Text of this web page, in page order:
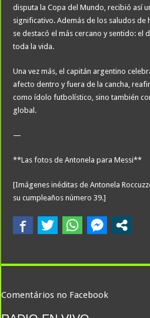
disputa la Copa del Mundo, recibió así
significativo. Además de los saludos de
se destacó el más cercano y sentido: el
toda la vida.
Una vez más, el capitán argentino
afecto dentro y fuera de la cancha,
como ídolo futbolístico, sino también
global.
—
**Las fotos de Antonela para Messi**
[Imágenes inéditas de Antonela
su cumpleaños número 39.]
Comentários no Facebook